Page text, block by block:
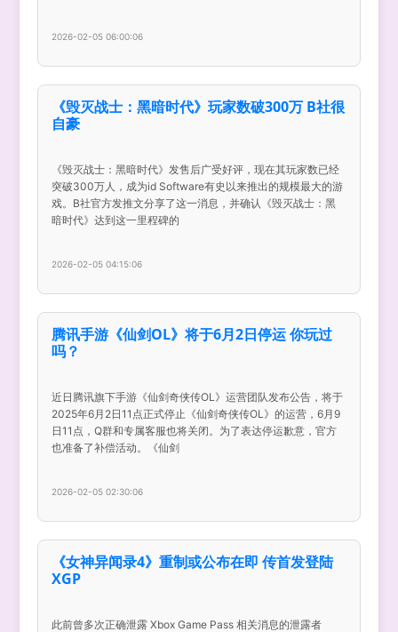
2026-02-05 06:00:06
《毁灭战士：黑暗时代》玩家数破300万 B社很
自豪
《毁灭战士：黑暗时代》发售后广受好评，现在其玩家数已经
突破300万人，成为id Software有史以来推出的规模最大的游
戏。B社官方发推文分享了这一消息，并确认《毁灭战士：黑
暗时代》达到这一里程碑的
2026-02-05 04:15:06
腾讯手游《仙剑OL》将于6月2日停运 你玩过
吗？
近日腾讯旗下手游《仙剑奇侠传OL》运营团队发布公告，将于
2025年6月2日11点正式停止《仙剑奇侠传OL》的运营，6月9
日11点，Q群和专属客服也将关闭。为了表达停运歉意，官方
也准备了补偿活动。《仙剑
2026-02-05 02:30:06
《女神异闻录4》重制或公布在即 传首发登陆
XGP
此前曾多次正确泄露 Xbox Game Pass 相关消息的泄露者